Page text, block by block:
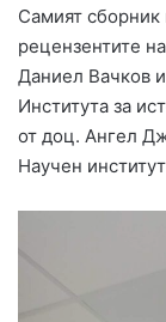
Самият
рецензентите
Даниел Вачков
Института за
от доц. Ангел
Научен